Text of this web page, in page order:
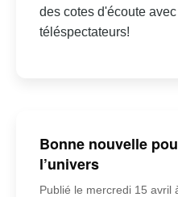
des cotes d'écoute
téléspectateurs!
Bonne nouvelle
l’univers
Publié le mercredi 15 avril